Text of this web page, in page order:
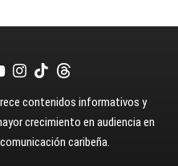
contenidos informativos y
crecimiento en audiencia en
caribeña.